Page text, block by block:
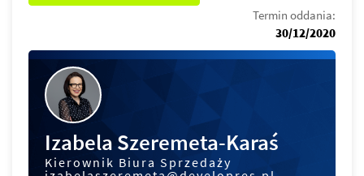
Termin oddania:
30/12/2020
Izabela Szeremeta-Karaś
Kierownik Biura Sprzedaży